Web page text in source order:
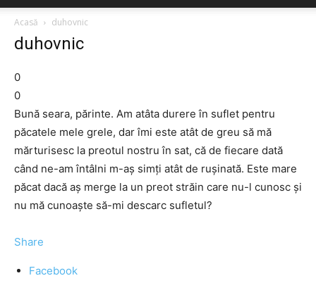
Acasă
duhovnic
duhovnic
0
0
Bună seara, părinte. Am atâta durere în suflet pentru
păcatele mele grele, dar îmi este atât de greu să mă
mărturisesc la preotul nostru în sat, că de fiecare dată
când ne-am întâlni m-aş simţi atât de ruşinată. Este mare
păcat dacă aş merge la un preot străin care nu-l cunosc şi
nu mă cunoaşte să-mi descarc sufletul?
Share
Facebook